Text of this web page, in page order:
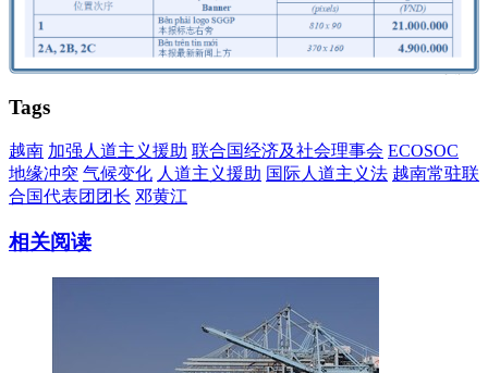
Tags
越南 加强人道主义援助 联合国经济及社会理事会 ECOSOC
地缘冲突 气候变化 人道主义援助 国际人道主义法 越南常驻联
合国代表团团长 邓黄江
相关阅读